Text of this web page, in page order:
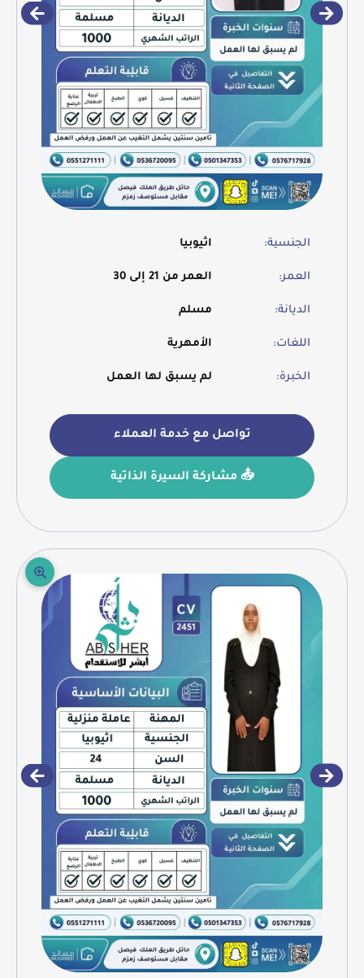
الجنسية: اثيوبيا
العمر: العمر من 21 إلى 30
الديانة: مسلم
اللغات: الأمهرية
الخبرة: لم يسبق لها العمل
تواصل مع خدمة العملاء
📤 مشاركة السيرة الذاتية